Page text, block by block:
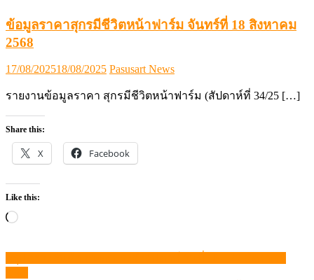
ข้อมูลราคาสุกรมีชีวิตหน้าฟาร์ม จันทร์ที่ 18 สิงหาคม
2568
Posted
17/08/202518/08/2025 Author
Pasusart News
รายงานข้อมูลราคา สุกรมีชีวิตหน้าฟาร์ม (สัปดาห์ที่ 34/25 […]
Share this:
X Facebook
Like this:
Loading…
แนะแนว